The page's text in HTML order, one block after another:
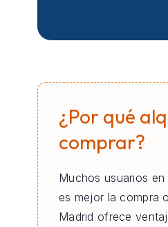
¿Por qué
comprar?
Muchos usuarios en
es mejor la compra
Madrid ofrece